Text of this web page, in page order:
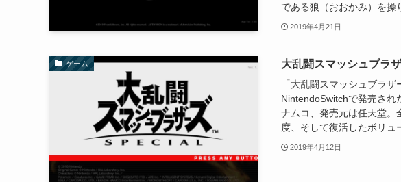
である狼（おおかみ）を操
2019年4月21日
ゲーム 大乱闘スマッシュブラ
「大乱闘スマッシュブラ
NintendoSwitchで発売され
ナムコ、発売元は任天堂。
度、そして復活したボリュ
2019年4月12日